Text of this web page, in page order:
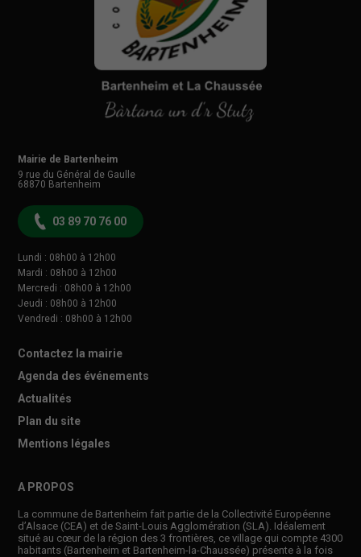
Mairie de Bartenheim
9 rue du Général de Gaulle
68870 Bartenheim
03 89 70 76 00
Lundi : 08h00 à 12h00
Mardi : 08h00 à 12h00
Mercredi : 08h00 à 12h00
Jeudi : 08h00 à 12h00
Vendredi : 08h00 à 12h00
Contactez la mairie
Agenda des événements
Actualités
Plan du site
Mentions légales
A PROPOS
La commune de Bartenheim fait partie de la Collectivité Européenne
d’Alsace (CEA) et de Saint-Louis Agglomération (SLA). Idéalement
situé au cœur de la région des 3 frontières, ce village qui compte 4300
habitants (Bartenheim et Bartenheim-la-Chaussée) présente à la fois